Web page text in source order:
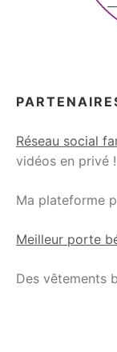
Réseau social
vidéos en privé !
Ma plateforme
Meilleur porte
Des vêtements